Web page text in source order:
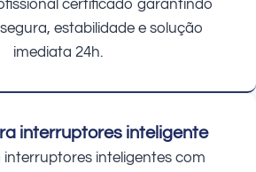
certificado garantindo
estabilidade e solução
imediata 24h.
interruptores inteligente
interruptores inteligentes com